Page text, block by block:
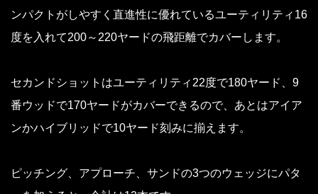
ンパクトがしやすく直進性に優れているユーティリティ16
度を入れて200～220ヤードの飛距離でカバーします。
セカンドショットはユーティリティ22度で180ヤード、9
番ウッドで170ヤードがカバーできるので、あとはアイア
ンかハイブリッドで10ヤード刻みに揃えます。
ピッチング、アプローチ、サンドの3つのウェッジにパタ